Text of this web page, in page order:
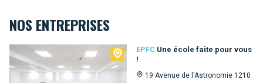
NOS ENTREPRISES
EPFC Une école faite pour vous
!
19 Avenue de l'Astronomie 1210
EPFC